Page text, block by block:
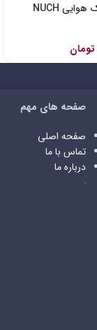
کندانسور نیک هوایی NUCH
تومان
صفحه های مهم
صفحه اصلی
تماس با ما
درباره ما